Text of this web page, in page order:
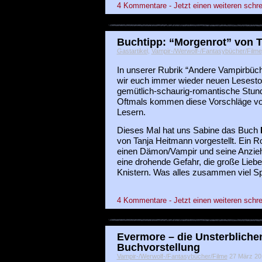
4 Kommentare - Jetzt einen weiteren
Buchtipp: “Morgenrot” von
Gastartikel, Vampir-/Werwolf-/Fantasybücher/Filme
In unserer Rubrik “Andere
wir euch immer wieder neuen
gemütlich-schaurig-romantische
Oftmals kommen diese Vorschläge
Lesern.
Dieses Mal hat uns Sabine das Buch
von Tanja Heitmann vorgestellt. Ein
einen Dämon/Vampir und seine
eine drohende Gefahr, die große
Knistern. Was alles zusammen viel
4 Kommentare - Jetzt einen weiteren
Evermore – die
Buchvorstellung
Vampir-/Werwolf-/Fantasybücher/Filme27 März